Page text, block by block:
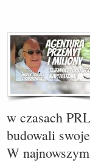
w czasach
budowali
W